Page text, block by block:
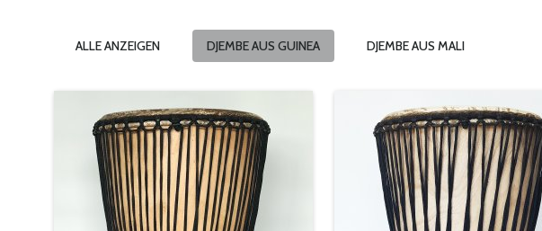
ALLE ANZEIGEN DJEMBE AUS GUINEA DJEMBE AUS MALI